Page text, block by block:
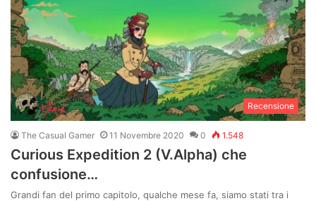
Recensione
The Casual Gamer 11 Novembre 2020 0 1.548
Curious Expedition 2 (V.Alpha) che
confusione…
Grandi fan del primo capitolo, qualche mese fa, siamo stati tra i